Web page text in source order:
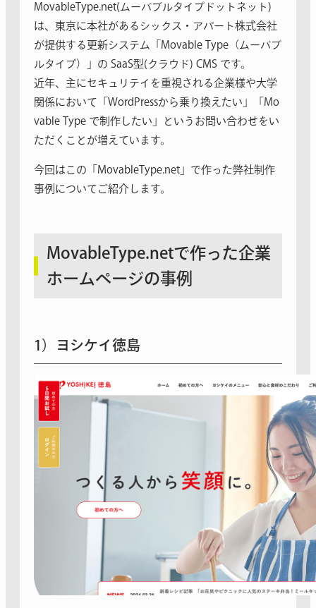
MovableType.net(ムーバブルタイプドットネット)
は、東京に本社があるシックス・アパート株式会社
が提供する更新システム「Movable Type（ムーバブ
ルタイプ）」の SaaS型(クラウド) CMS です。
近年、主にセキュリテイを重視される企業様や大学
関係において「WordPressから乗り換えたい」「Mo
vable Type で制作したい」というお問い合わせをい
ただくことが増えています。
今回はこの「MovableType.net」で作った弊社制作
事例についてご紹介します。
MovableType.netで作った企業
ホームページの事例
1）ヨシケイ徳島